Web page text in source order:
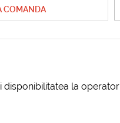
COMANDA
disponibilitatea la operator